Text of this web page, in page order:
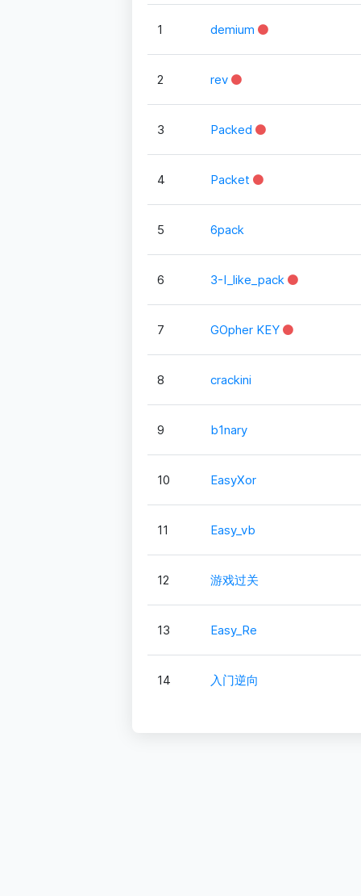
1 demium
2 rev
3 Packed
4 Packet
5 6pack
6 3-I_like_pack
7 GOpher KEY
8 crackini
9 b1nary
10 EasyXor
11 Easy_vb
12 游戏过关
13 Easy_Re
14 入门逆向